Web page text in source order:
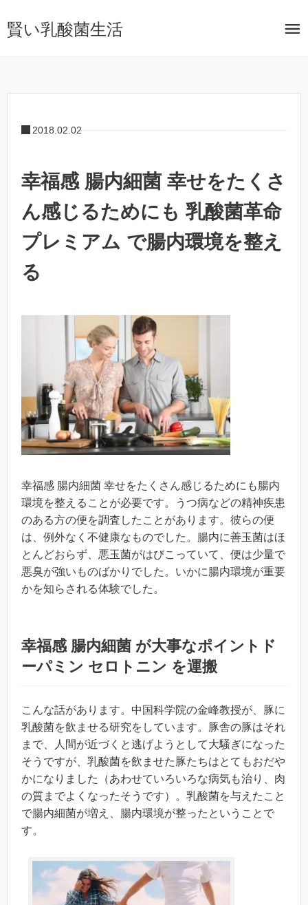
賢い乳酸菌生活
2018.02.02
幸福感 腸内細菌 幸せをたくさ
ん感じるためにも 乳酸菌革命
プレミアム で腸内環境を整え
る
幸福感 腸内細菌 幸せをたくさん感じるためにも腸内
環境を整えることが必要です。うつ病などの精神疾患
のある方の便を調査したことがあります。彼らの便
は、例外なく不健康なものでした。腸内に善玉菌はほ
とんどおらず、悪玉菌がはびこっていて、便は少量で
悪臭が強いものばかりでした。いかに腸内環境が重要
かを知らされる体験でした。
幸福感 腸内細菌 が大事なポイントド
ーパミン セロトニン を運搬
こんな話があります。中国科学院の金峰教授が、豚に
乳酸菌を飲ませる研究をしています。豚舎の豚はそれ
まで、人間が近づくと逃げようとして大騒ぎになった
そうですが、乳酸菌を飲ませた豚たちはとてもおだや
かになりました（あわせていろいろな病気も治り、肉
の質までよくなったそうです）。乳酸菌を与えたこと
で腸内細菌が増え、腸内環境が整ったということで
す。